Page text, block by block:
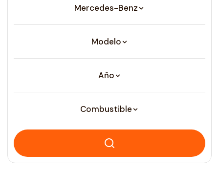
Mercedes-Benz
Modelo
Año
Combustible